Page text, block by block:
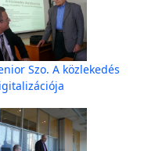
Szo. A közlekedés